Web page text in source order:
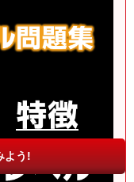
よう!